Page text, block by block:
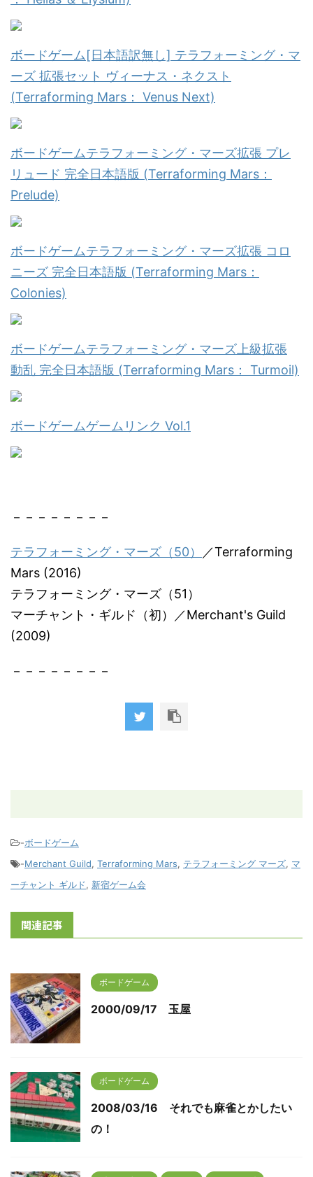
ボードゲーム[日本語訳無し] テラフォーミング・マ
ーズ 拡張セット ヴィーナス・ネクスト
(Terraforming Mars： Venus Next)
ボードゲームテラフォーミング・マーズ拡張 プレ
リュード 完全日本語版 (Terraforming Mars：
Prelude)
ボードゲームテラフォーミング・マーズ拡張 コロ
ニーズ 完全日本語版 (Terraforming Mars：
Colonies)
ボードゲームテラフォーミング・マーズ上級拡張
動乱 完全日本語版 (Terraforming Mars： Turmoil)
ボードゲームゲームリンク Vol.1
－－－－－－－－
テラフォーミング・マーズ（50）
／Terraforming
Mars (2016)
テラフォーミング・マーズ（51）
マーチャント・ギルド（初）／Merchant's Guild
(2009)
－－－－－－－－
-ボードゲーム
-Merchant Guild, Terraforming Mars, テラフォーミング マーズ, マ
ーチャント ギルド, 新宿ゲーム会
関連記事
ボードゲーム
2000/09/17 玉屋
ボードゲーム
2008/03/16 それでも麻雀とかしたい
の！